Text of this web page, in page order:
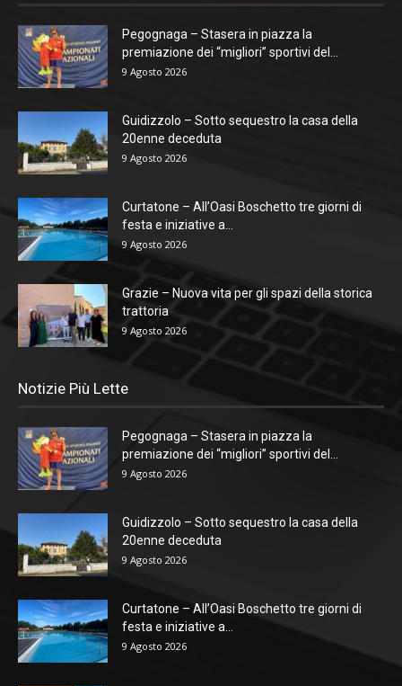
Pegognaga – Stasera in piazza la
premiazione dei “migliori” sportivi del...
9 Agosto 2026
Guidizzolo – Sotto sequestro la casa della
20enne deceduta
9 Agosto 2026
Curtatone – All’Oasi Boschetto tre giorni di
festa e iniziative a...
9 Agosto 2026
Grazie – Nuova vita per gli spazi della storica
trattoria
9 Agosto 2026
Notizie Più Lette
Pegognaga – Stasera in piazza la
premiazione dei “migliori” sportivi del...
9 Agosto 2026
Guidizzolo – Sotto sequestro la casa della
20enne deceduta
9 Agosto 2026
Curtatone – All’Oasi Boschetto tre giorni di
festa e iniziative a...
9 Agosto 2026